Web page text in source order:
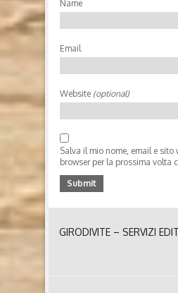
del 1946 si svolge il referendum
forma istituzionale dello Stato
sceglie la...
Name
Email
Website (optional)
Salva il mio nome, email e sito
browser per la prossima volta
GIRODIVITE – SERVIZI